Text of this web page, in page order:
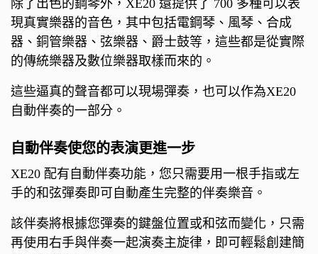
除了出色的鋼琴外，XE20 還提供了 700 多種可以表
現真實樂器的音色，其中包括電鋼琴、風琴、合成
器、銅管樂器、弦樂器、爵士鼓等，這些都是從實際
的傳統樂器及數位樂器取樣而來的。
這些逼真的聲音都可以現場彈奏，也可以作為XE20
自動伴奏的一部分。
自動伴奏使您的表演更進一步
XE20 配有自動伴奏功能，您只需要用一根手指或左
手的和弦彈奏即可自動產生完整的伴奏樂音。
該伴奏將根據您彈奏的鍵盤位置或和弦而變化，只需
再使用右手與伴奏一起演奏主旋律，即可輕鬆創建簡